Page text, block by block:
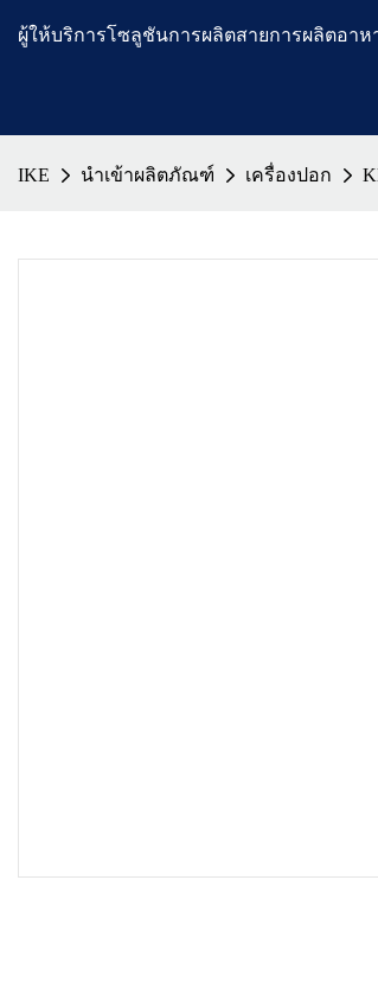
ผู้ให้บริการโซลูชันการผลิตสายการผลิตอา
IKE นำเข้าผลิตภัณฑ์ เครื่องปอก